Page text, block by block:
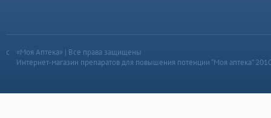
«Моя Аптека» | Все права защищены
Интернет-магазин препаратов для повышения потенции “Моя аптека”